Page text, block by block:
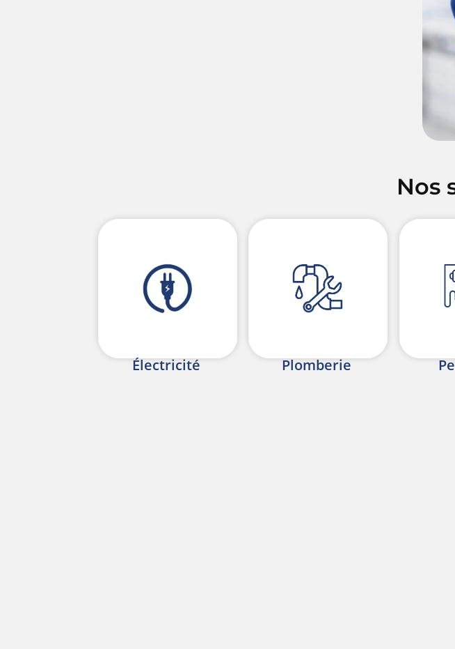
Nos
Électricité Plomberie